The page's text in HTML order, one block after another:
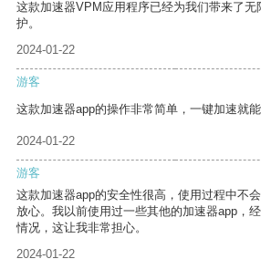
这款加速器VPM应用程序已经为我们带来了
护。
2024-01-22
游客
这款加速器app的操作非常简单，一键加速就能
2024-01-22
游客
这款加速器app的安全性很高，使用过程中不
放心。我以前使用过一些其他的加速器app，
情况，这让我非常担心。
2024-01-22